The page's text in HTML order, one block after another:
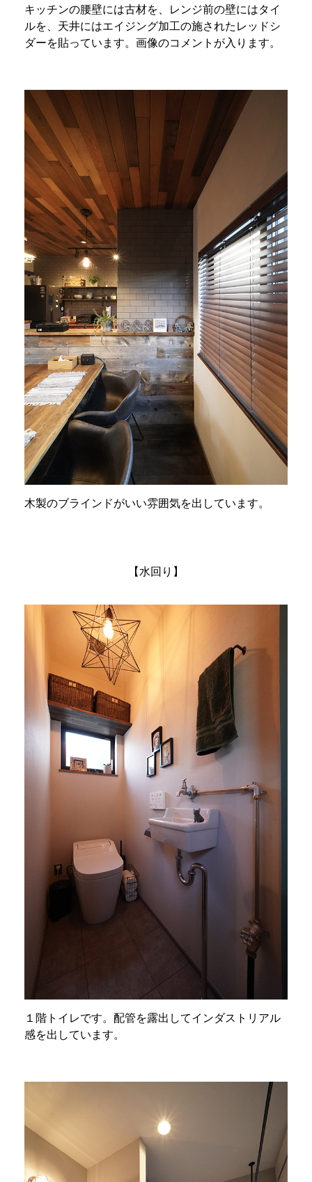
キッチンの腰壁には古材を、レンジ前の壁にはタイ
ルを、天井にはエイジング加工の施されたレッドシ
ダーを貼っています。画像のコメントが入ります。
木製のブラインドがいい雰囲気を出しています。
【水回り】
１階トイレです。配管を露出してインダストリアル
感を出しています。